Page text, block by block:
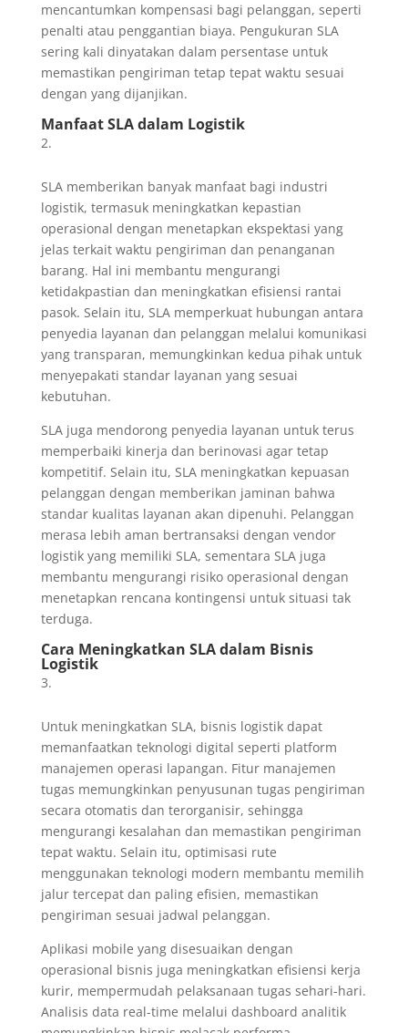
mencantumkan kompensasi bagi pelanggan, seperti
penalti atau penggantian biaya. Pengukuran SLA
sering kali dinyatakan dalam persentase untuk
memastikan pengiriman tetap tepat waktu sesuai
dengan yang dijanjikan.
Manfaat SLA dalam Logistik
SLA memberikan banyak manfaat bagi industri
logistik, termasuk meningkatkan kepastian
operasional dengan menetapkan ekspektasi yang
jelas terkait waktu pengiriman dan penanganan
barang. Hal ini membantu mengurangi
ketidakpastian dan meningkatkan efisiensi rantai
pasok. Selain itu, SLA memperkuat hubungan antara
penyedia layanan dan pelanggan melalui komunikasi
yang transparan, memungkinkan kedua pihak untuk
menyepakati standar layanan yang sesuai
kebutuhan.
SLA juga mendorong penyedia layanan untuk terus
memperbaiki kinerja dan berinovasi agar tetap
kompetitif. Selain itu, SLA meningkatkan kepuasan
pelanggan dengan memberikan jaminan bahwa
standar kualitas layanan akan dipenuhi. Pelanggan
merasa lebih aman bertransaksi dengan vendor
logistik yang memiliki SLA, sementara SLA juga
membantu mengurangi risiko operasional dengan
menetapkan rencana kontingensi untuk situasi tak
terduga.
Cara Meningkatkan SLA dalam Bisnis
Logistik
Untuk meningkatkan SLA, bisnis logistik dapat
memanfaatkan teknologi digital seperti platform
manajemen operasi lapangan. Fitur manajemen
tugas memungkinkan penyusunan tugas pengiriman
secara otomatis dan terorganisir, sehingga
mengurangi kesalahan dan memastikan pengiriman
tepat waktu. Selain itu, optimisasi rute
menggunakan teknologi modern membantu memilih
jalur tercepat dan paling efisien, memastikan
pengiriman sesuai jadwal pelanggan.
Aplikasi mobile yang disesuaikan dengan
operasional bisnis juga meningkatkan efisiensi kerja
kurir, mempermudah pelaksanaan tugas sehari-hari.
Analisis data real-time melalui dashboard analitik